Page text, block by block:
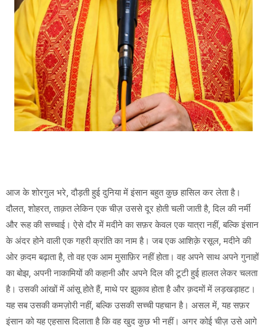
आज के शोरगुल भरे, दौड़ती हुई दुनिया में इंसान बहुत कुछ हासिल कर लेता है।
दौलत, शोहरत, ताक़त लेकिन एक चीज़ उससे दूर होती चली जाती है, दिल की नर्मी
और रूह की सच्चाई। ऐसे दौर में मदीने का सफ़र केवल एक यात्रा नहीं, बल्कि इंसान
के अंदर होने वाली एक गहरी क्रांति का नाम है। जब एक आशिक़े रसूल, मदीने की
ओर क़दम बढ़ाता है, तो वह एक आम मुसाफ़िर नहीं होता। वह अपने साथ अपने गुनाहों
का बोझ, अपनी नाकामियों की कहानी और अपने दिल की टूटी हुई हालत लेकर चलता
है। उसकी आंखों में आंसू होते हैं, माथे पर झुकाव होता है और क़दमों में लड़खड़ाहट।
यह सब उसकी कमज़ोरी नहीं, बल्कि उसकी सच्ची पहचान है। असल में, यह सफ़र
इंसान को यह एहसास दिलाता है कि वह खुद कुछ भी नहीं। अगर कोई चीज़ उसे आगे